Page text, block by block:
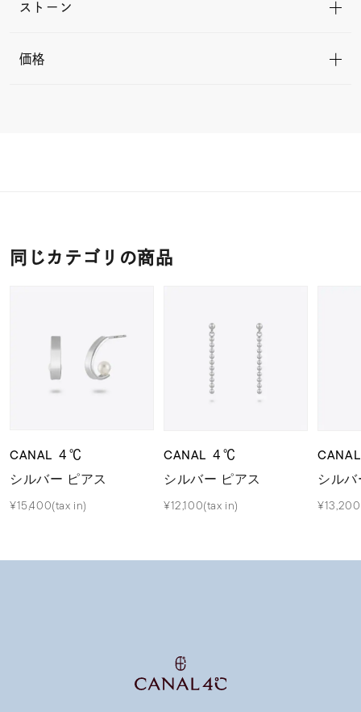
ストーン
価格
同じカテゴリの商品
CANAL ４℃
シルバー ピアス
¥15,400(tax in)
CANAL ４℃
シルバー ピアス
¥12,100(tax in)
シル